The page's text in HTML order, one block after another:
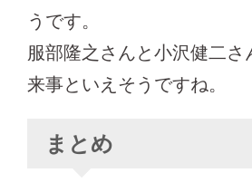
うです。
服部隆之さんと小沢健二さ
来事といえそうですね。
まとめ